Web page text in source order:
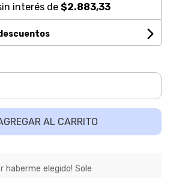
interés de $2.883,33
AL CARRITO
haberme elegido! Sole